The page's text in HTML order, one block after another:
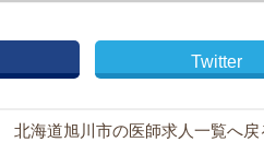
Twitter
北海道旭川市の医師求人一覧へ戻